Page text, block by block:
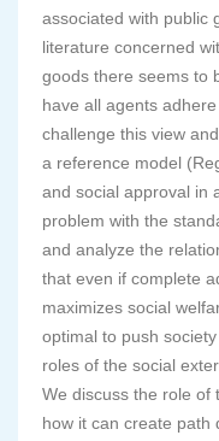
associated with public
literature concerned
goods there seems to
have all agents adhere
challenge this view
a reference model
and social approval in
problem with the
and analyze the
that even if complete
maximizes social
optimal to push
roles of the social
We discuss the role of
how it can create path